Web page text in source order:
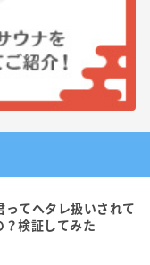
ってヘタレ扱いされて
？検証してみた